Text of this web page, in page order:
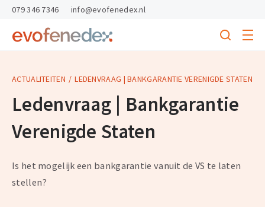
skipToContent
skipToFooter
Return
homepage
Search
menu
079 346 7346 info@evofenedex.nl
ACTUALITEITEN LEDENVRAAG | BANKGARANTIE VERENIGDE STATEN
Ledenvraag | Bankgarantie
Verenigde Staten
Is het mogelijk een bankgarantie vanuit de VS te laten
stellen?